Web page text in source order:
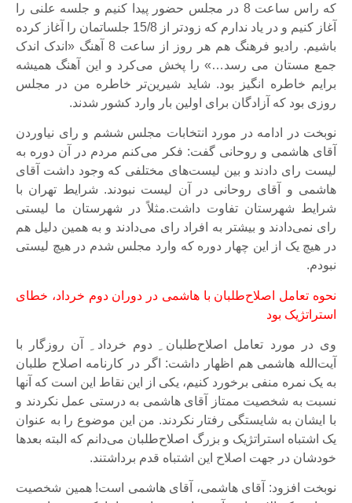
که راس ساعت 8 در مجلس حضور پیدا کنیم و جلسه علنی را
آغاز کنیم و در یاد ندارم که زودتر از 15/8 جلساتمان را آغاز کرده
باشیم. رادیو فرهنگ هم هر روز از ساعت 8 آهنگ «اندک اندک
جمع مستان می رسد…» را پخش می‌کرد و این آهنگ همیشه
برایم خاطره انگیز بود. شاید شیرین‌تر خاطره من در مجلس
روزی بود که آزادگان برای اولین بار وارد کشور شدند.
نوبخت در ادامه در مورد انتخابات مجلس ششم و رای نیاوردن
آقای هاشمی و روحانی گفت: فکر می‌کنم مردم در آن دوره به
لیست رای دادند و بین لیست‌های مختلفی که وجود داشت آقای
هاشمی و آقای روحانی در آن لیست نبودند. شرایط تهران با
شرایط شهرستان تفاوت داشت.مثلاً در شهرستان ما لیستی
رای نمی‌دادند و بیشتر به افراد رای می‌دادند و به همین دلیل هم
در هیچ یک از این چهار دوره که وارد مجلس شدم در هیچ لیستی
نبودم.
نحوه تعامل اصلاح‌طلبان با هاشمی در دوران دوم خرداد، خطای
استراتژیک بود
وی در مورد تعامل اصلاح‌طلبان ِ دوم خرداد ِ آن روزگار با
آیت‌الله هاشمی هم اظهار داشت: اگر در کارنامه اصلاح طلبان
به یک نمره منفی برخورد کنیم، یکی از این نقاط این است که آنها
نسبت به شخصیت ممتاز آقای هاشمی به درستی عمل نکردند و
با ایشان به شایستگی رفتار نکردند. من این موضوع را به عنوان
یک اشتباه استراتژیک و بزرگ اصلاح‌طلبان می‌دانم که البته بعدها
خودشان در جهت اصلاح این اشتباه قدم برداشتند.
نوبخت افزود: آقای هاشمی، آقای هاشمی است! همین شخصیت